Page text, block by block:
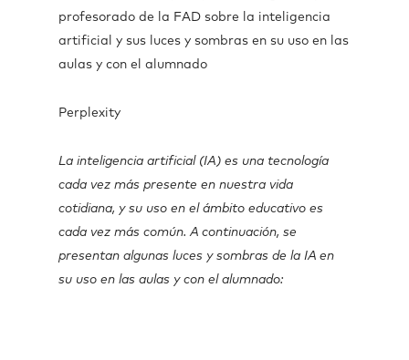
profesorado de la FAD sobre la inteligencia
artificial y sus luces y sombras en su uso en las
aulas y con el alumnado
Perplexity
La inteligencia artificial (IA) es una tecnología
cada vez más presente en nuestra vida
cotidiana, y su uso en el ámbito educativo es
cada vez más común. A continuación, se
presentan algunas luces y sombras de la IA en
su uso en las aulas y con el alumnado: